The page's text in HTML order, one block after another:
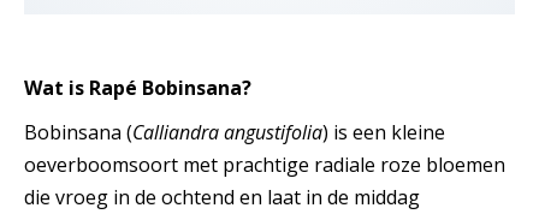
Wat is Rapé Bobinsana?
Bobinsana (Calliandra angustifolia) is een kleine
oeverboomsoort met prachtige radiale roze bloemen
die vroeg in de ochtend en laat in de middag